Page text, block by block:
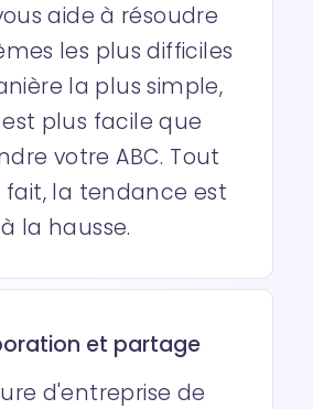
aide à résoudre
les plus difficiles
la plus simple,
plus facile que
votre ABC. Tout
fait, la tendance est
à la hausse.
et partage
d'entreprise de